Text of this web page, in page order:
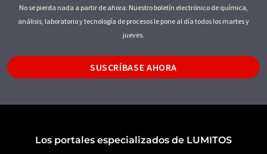
No se pierda nada a partir de ahora: Nuestro boletín electrónico de química,
análisis, laboratorio y tecnología de procesos le pone al día todos los martes y
jueves.
SUSCRÍBASE AHORA
Los portales especializados de LUMITOS